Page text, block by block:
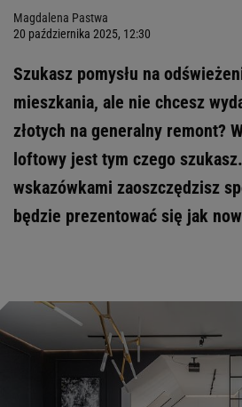
Magdalena Pastwa
20 października 2025, 12:30
Szukasz pomysłu na
mieszkania, ale nie chcesz
złotych na generalny remont?
loftowy jest tym czego
wskazówkami zaoszczędzisz
będzie prezentować się jak